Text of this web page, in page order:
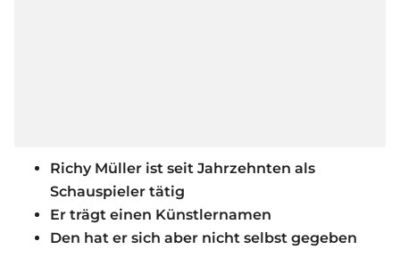
Richy Müller ist seit Jahrzehnten als
Schauspieler tätig
Er trägt einen Künstlernamen
Den hat er sich aber nicht selbst gegeben